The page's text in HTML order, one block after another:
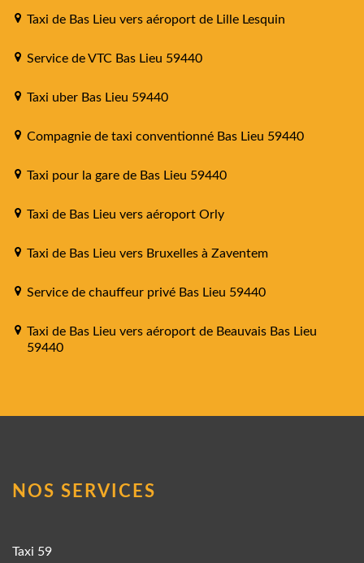
Taxi de Bas Lieu vers aéroport de Lille Lesquin
Service de VTC Bas Lieu 59440
Taxi uber Bas Lieu 59440
Compagnie de taxi conventionné Bas Lieu 59440
Taxi pour la gare de Bas Lieu 59440
Taxi de Bas Lieu vers aéroport Orly
Taxi de Bas Lieu vers Bruxelles à Zaventem
Service de chauffeur privé Bas Lieu 59440
Taxi de Bas Lieu vers aéroport de Beauvais Bas Lieu
59440
NOS SERVICES
Taxi 59